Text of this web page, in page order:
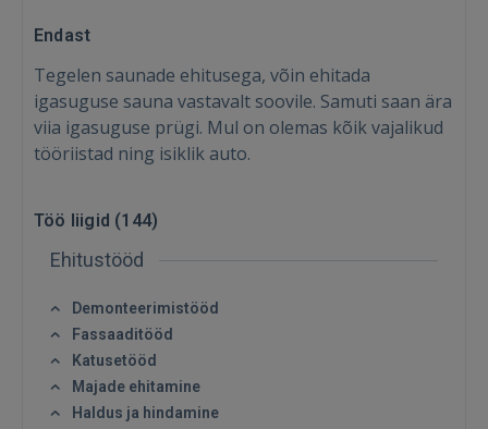
Endast
Tegelen saunade ehitusega, võin ehitada
igasuguse sauna vastavalt soovile. Samuti saan ära
viia igasuguse prügi. Mul on olemas kõik vajalikud
tööriistad ning isiklik auto.
Töö liigid (144)
Ehitustööd
Demonteerimistööd
Fassaaditööd
Katusetööd
Majade ehitamine
Haldus ja hindamine